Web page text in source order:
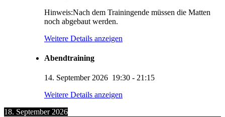
Hinweis:Nach dem Trainingende müssen die Matten
noch abgebaut werden.
Weitere Details anzeigen
Abendtraining
14. September 2026 19:30 - 21:15
Weitere Details anzeigen
18. September 2026